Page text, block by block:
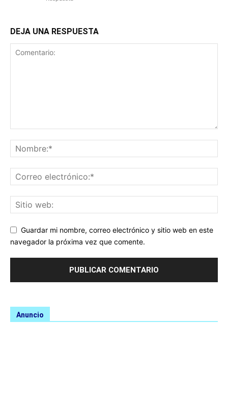
DEJA UNA RESPUESTA
Guardar mi nombre, correo electrónico y sitio web en este
navegador la próxima vez que comente.
Anuncio